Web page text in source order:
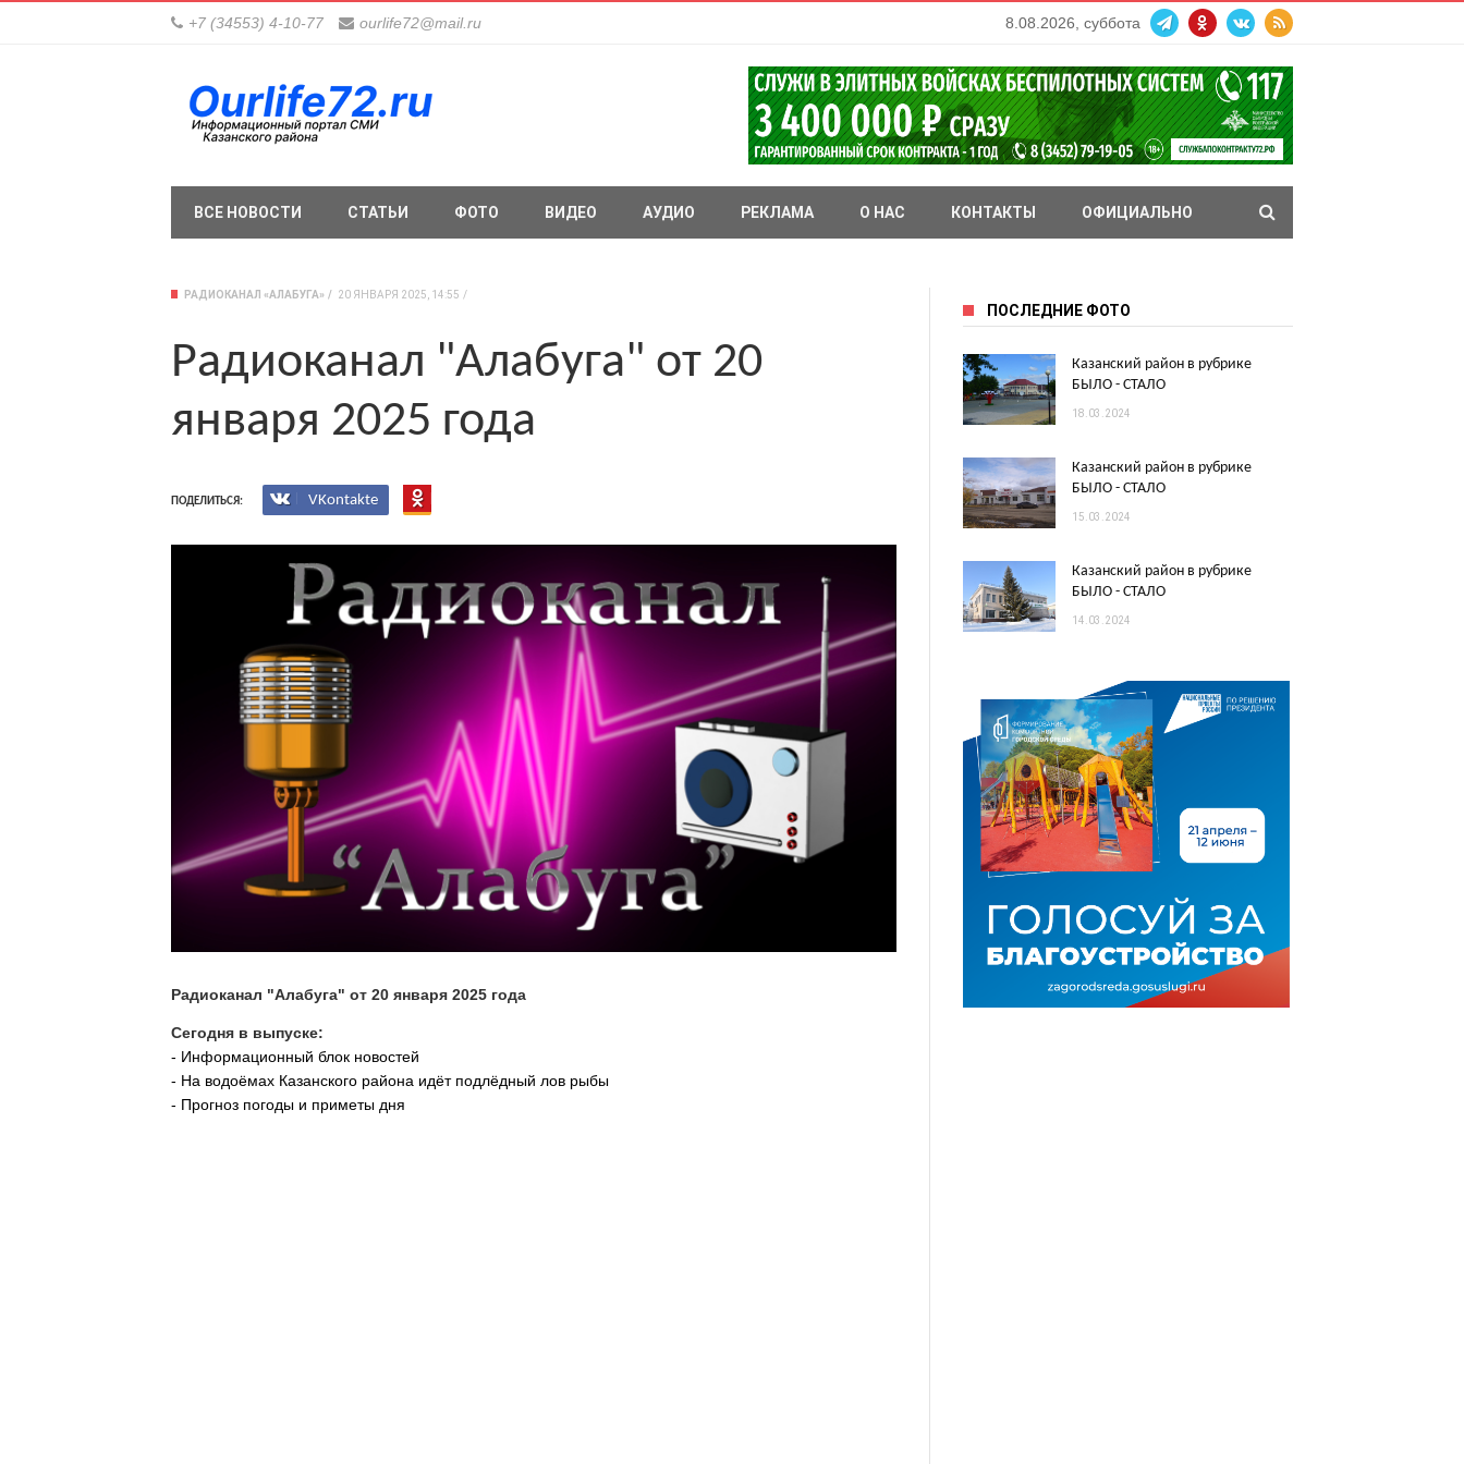
+7 (34553) 4-10-77 ourlife72@mail.ru 8.08.2026, суббота
ВСЕ НОВОСТИ СТАТЬИ ФОТО ВИДЕО АУДИО РЕКЛАМА О НАС КОНТАКТЫ ОФИЦИАЛЬНО
РАДИОКАНАЛ «АЛАБУГА» 20 ЯНВАРЯ 2025, 14:55
Радиоканал "Алабуга" от 20
января 2025 года
ПОДЕЛИТЬСЯ: VKontakte
Радиоканал "Алабуга" от 20 января 2025 года
Сегодня в выпуске:
- Информационный блок новостей
- На водоёмах Казанского района идёт подлёдный лов рыбы
- Прогноз погоды и приметы дня
ПОСЛЕДНИЕ ФОТО
Казанский район в рубрике
БЫЛО - СТАЛО
18.03.2024
Казанский район в рубрике
БЫЛО - СТАЛО
15.03.2024
Казанский район в рубрике
БЫЛО - СТАЛО
14.03.2024